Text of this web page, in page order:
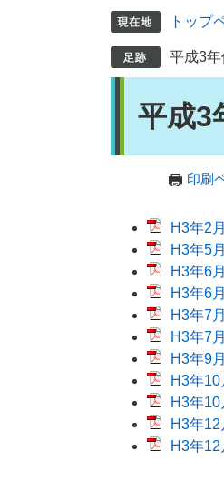
トップ
平成3
平成3
印刷
H3年2
H3年5
H3年6
H3年6
H3年7
H3年7
H3年9
H3年
H3年
H3年
H3年